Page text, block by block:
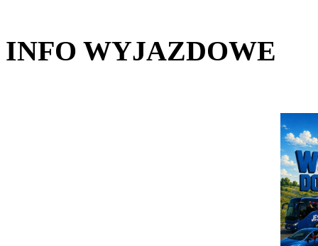
INFO WYJAZDOWE